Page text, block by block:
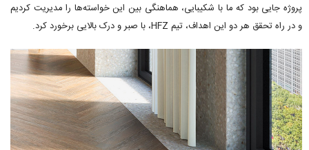
پروژه جایی بود که ما با شکیبایی، هماهنگی بین این خواسته‌ها را مدیریت کردیم
و در راه تحقق هر دو این اهداف، تیم HFZ، با صبر و درک بالایی برخورد کرد.